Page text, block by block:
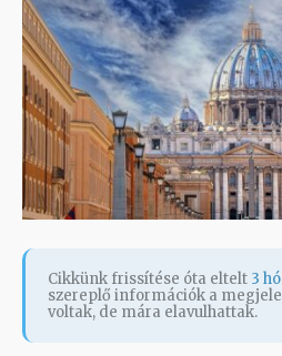
Cikkünk frissítése óta eltelt 3
szereplő információk a
voltak, de mára elavulhattak.